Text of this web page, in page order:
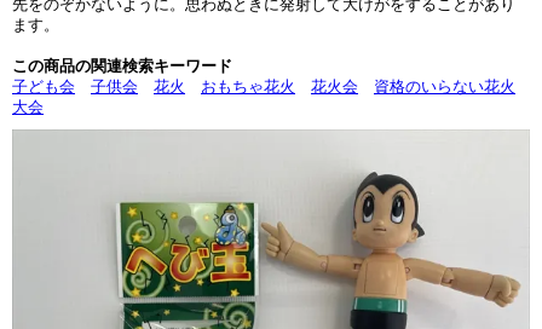
先をのぞかないように。思わぬときに発射して大けがをすることがあり
ます。
この商品の関連検索キーワード
子ども会
子供会 花火 おもちゃ花火 花火会
資格のいらない花火
大会